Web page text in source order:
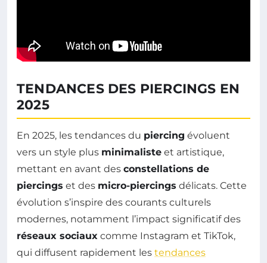
TENDANCES DES PIERCINGS EN
2025
En 2025, les tendances du piercing évoluent
vers un style plus minimaliste et artistique,
mettant en avant des constellations de
piercings et des micro-piercings délicats. Cette
évolution s’inspire des courants culturels
modernes, notamment l’impact significatif des
réseaux sociaux comme Instagram et TikTok,
qui diffusent rapidement les tendances